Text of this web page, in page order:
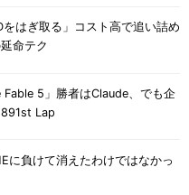
をはぎ取る」コスト高で追い詰め
命テク
Fable 5」勝者はClaude、でも企
Lap
に負けて消えたわけではなかっ